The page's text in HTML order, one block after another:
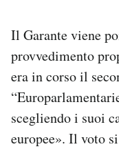
Il Garante viene
provvedimento
era in corso il
scegliendo i suoi
europee». Il voto